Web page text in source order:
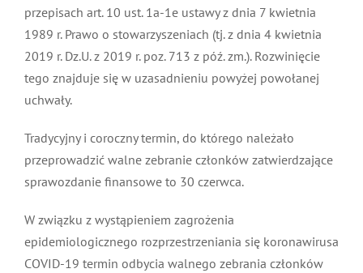
przepisach art. 10 ust. 1a-1e ustawy z dnia 7 kwietnia
1989 r. Prawo o stowarzyszeniach (tj. z dnia 4 kwietnia
2019 r. Dz.U. z 2019 r. poz. 713 z póź. zm.). Rozwinięcie
tego znajduje się w uzasadnieniu powyżej powołanej
uchwały.
Tradycyjny i coroczny termin, do którego należało
przeprowadzić walne zebranie członków zatwierdzające
sprawozdanie finansowe to 30 czerwca.
W związku z wystąpieniem zagrożenia
epidemiologicznego rozprzestrzeniania się koronawirusa
COVID-19 termin odbycia walnego zebrania członków